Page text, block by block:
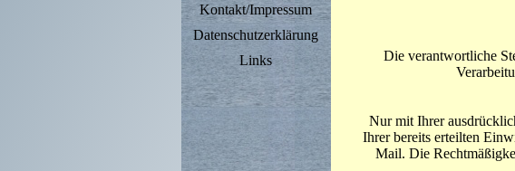
Kontakt/Impressum
Datenschutzerklärung
Links
Die verantwortliche
Nur mit Ihrer
Ihrer bereits erteilten
Mail. Die